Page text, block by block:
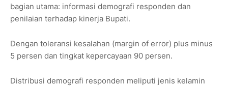
bagian utama: informasi demografi responden dan
penilaian terhadap kinerja Bupati.
Dengan toleransi kesalahan (margin of error) plus minus
5 persen dan tingkat kepercayaan 90 persen.
Distribusi demografi responden meliputi jenis kelamin